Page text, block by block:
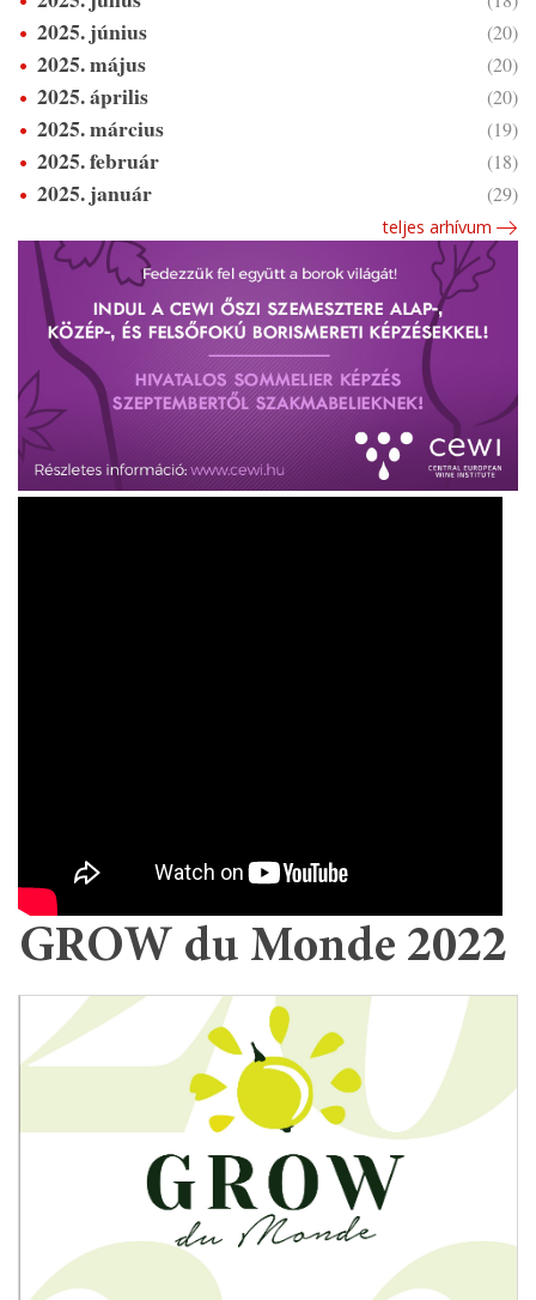
2025. június (20)
2025. május (20)
2025. április (20)
2025. március (19)
2025. február (18)
2025. január (29)
teljes arhívum
GROW du Monde 2022